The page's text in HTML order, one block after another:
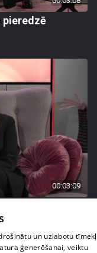
pieredzē
00:03:09
un uzlabotu
ģenerēšanai, veiktu